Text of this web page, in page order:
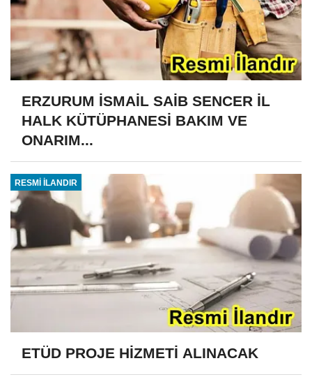
ERZURUM İSMAİL SAİB SENCER İL
HALK KÜTÜPHANESİ BAKIM VE
ONARIM...
RESMİ İLANDIR
ETÜD PROJE HİZMETİ ALINACAK